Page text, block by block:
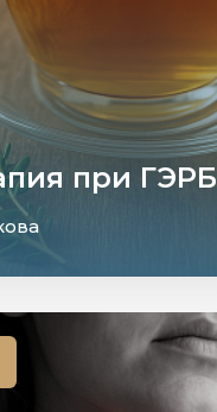
при ГЭРБ